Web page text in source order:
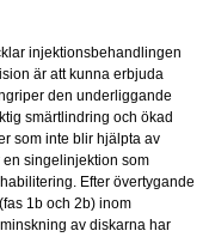
injektionsbehandlingen
är att kunna erbjuda
den underliggande
smärtlindring och ökad
som inte blir hjälpta av
singelinjektion som
Efter övertygande
1b och 2b) inom
av diskarna har